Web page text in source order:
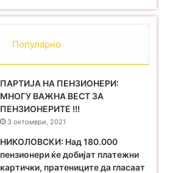
Популарно
ПАРТИЈА НА ПЕНЗИОНЕРИ:
МНОГУ ВАЖНА ВЕСТ ЗА
ПЕНЗИОНЕРИТЕ !!!
3 октомври, 2021
НИКОЛОВСКИ: Над 180.000
пензионери ќе добијат платежни
картички, пратениците да гласаат